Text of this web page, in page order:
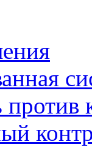
против